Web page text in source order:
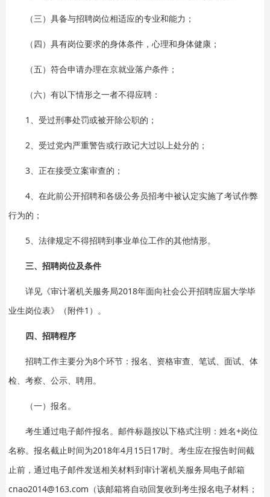
（三）具备与招聘岗位相适应的专业和能力；
（四）具有岗位要求的身体条件，心理和身体健康；
（五）符合申请办理在京就业落户条件；
（六）有以下情形之一者不得应聘：
1、受过刑事处罚或被开除公职的；
2、受过党内严重警告或行政记大过以上处分的；
3、正在接受立案审查的；
4、在此前公开招聘和各级公务员招考中被认定实施了考试作弊
行为的；
5、法律规定不得招聘到事业单位工作的其他情形。
三、招聘岗位及条件
详见《审计署机关服务局2018年面向社会公开招聘应届大学毕
业生岗位表》（附件1）。
四、招聘程序
招聘工作主要分为8个环节：报名、资格审查、笔试、面试、体
检、考察、公示、聘用。
（一）报名。
考生通过电子邮件报名。邮件标题按以下格式注明：姓名+岗位
名称。报名截止时间为2018年4月15日17时。考生应在报告时间截
止前，通过电子邮件发送相关材料到审计署机关服务局电子邮箱
cnao2014@163.com（该邮箱将自动回复收到考生报名电子材料；